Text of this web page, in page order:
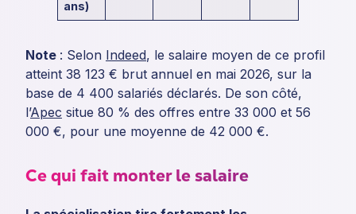
ans)
Note : Selon Indeed, le salaire moyen de ce profil
atteint 38 123 € brut annuel en mai 2026, sur la
base de 4 400 salariés déclarés. De son côté,
l’Apec situe 80 % des offres entre 33 000 et 56
000 €, pour une moyenne de 42 000 €.
Ce qui fait monter le salaire